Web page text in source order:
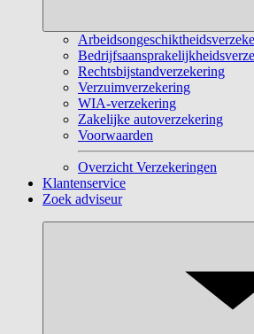
Rechtsbijstandverzekering
Verzuimverzekering
WIA-verzekering
Zakelijke autoverzekering
Voorwaarden
Overzicht Verzekeringen
Klantenservice
Zoek adviseur